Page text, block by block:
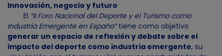
Innovación, negocio y futuro
El “II Foro Nacional del Deporte y el Turismo como
Industria Emergente en España”tiene como objetivo
generar un espacio de reflexión y debate sobre el
impacto del deporte como industria emergente, su